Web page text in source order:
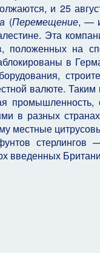
и 25
(Перемещение, —
Эта
положенных на
в
валюте.
в разных
местные
стерлингов
введенных